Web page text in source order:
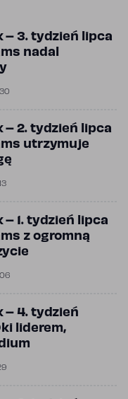
– 3. tydzień lipca
nadal
– 2. tydzień lipca
utrzymuje
1. tydzień lipca
z ogromną
– 4. tydzień
liderem,